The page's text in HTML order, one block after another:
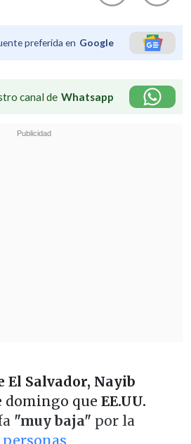
preferida en Google
canal de Whatsapp
El Salvador, Nayib
domingo que EE.UU.
"muy baja" por la